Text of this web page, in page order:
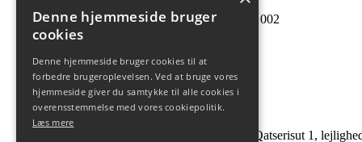
Lønservice, timeløn: Qatserisut 3, lejlighed 002
Ledelsessekretariatet: 201 i Qatserisut 3
Intern Revision: Qatserisut 1, lejlighed 504
André Guttesen og Johanne B Tobiassen: Qatserisut 1,
Denne hjemmeside bruger
cookies
Denne hjemmeside bruger cookies til at
forbedre brugeroplevelsen. Ved at bruge vores
hjemmeside giver du samtykke til alle cookies i
overensstemmelse med vores cookiepolitik.
Læs mere